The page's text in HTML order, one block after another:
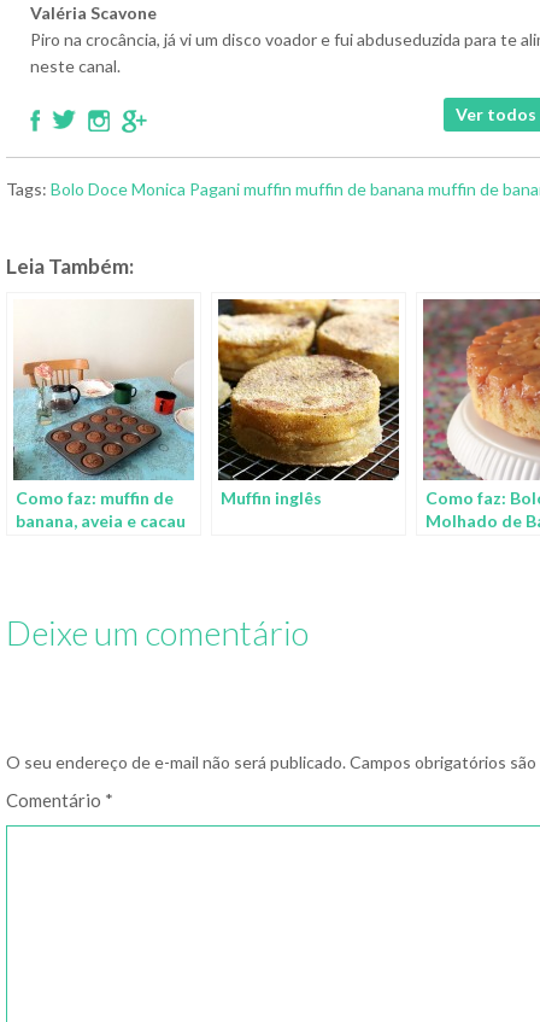
Valéria Scavone
Piro na crocância, já vi um disco voador e fui abduseduzida para te
neste canal.
Ver todos
Tags: Bolo DoceMonica Paganimuffin muffin de banana muffin de
Leia Também:
Como faz: muffin de
banana, aveia e cacau
Muffin inglês
Como faz:
Molhado de
Deixe um comentário
O seu endereço de e-mail não será publicado. Campos obrigatórios
Comentário *